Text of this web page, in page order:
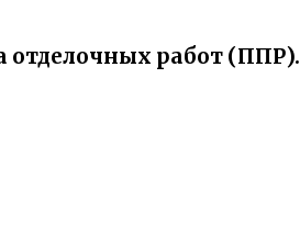
отделочных работ (ППР).